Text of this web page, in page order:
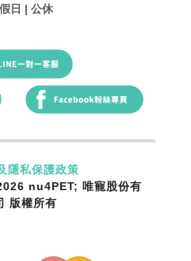
日 | 公休
隱私保護政策
nu4PET; 唯寵股份有
版權所有